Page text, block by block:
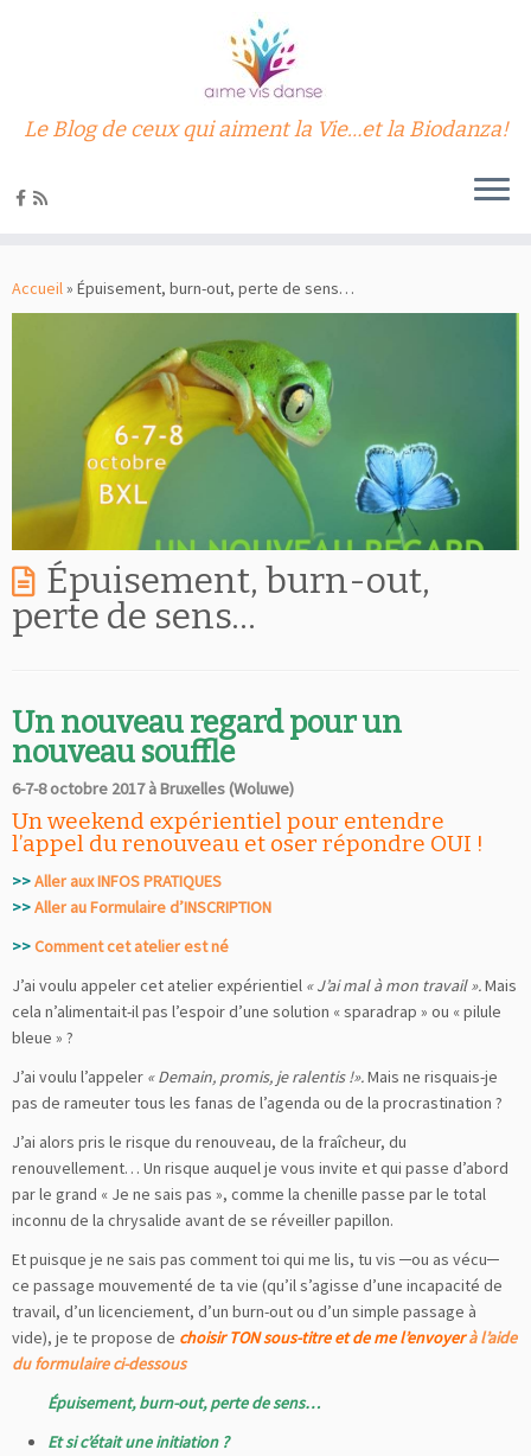
au
contenu
Le Blog de ceux qui aiment la Vie…et la Biodanza!
Accueil» Épuisement, burn-out, perte de sens…
Épuisement, burn-out,
perte de sens…
Un nouveau regard pour un
nouveau souffle
6-7-8 octobre 2017 à Bruxelles (Woluwe)
Un weekend expérientiel pour entendre
l’appel du renouveau et oser répondre OUI !
>>Aller aux INFOS PRATIQUES
>>Aller au Formulaire d’INSCRIPTION
>>Comment cet atelier est né
J’ai voulu appeler cet atelier expérientiel « J’ai mal à mon travail ».Mais
cela n’alimentait-il pas l’espoir d’une solution « sparadrap » ou « pilule
bleue » ?
J’ai voulu l’appeler « Demain, promis, je ralentis !».Mais ne risquais-je
pas de rameuter tous les fanas de l’agenda ou de la procrastination ?
J’ai alors pris le risque du renouveau, de la fraîcheur, du
renouvellement… Un risque auquel je vous invite et qui passe d’abord
par le grand « Je ne sais pas », comme la chenille passe par le total
inconnu de la chrysalide avant de se réveiller papillon.
Et puisque je ne sais pas comment toi qui me lis, tu vis ─ou as vécu─
ce passage mouvementé de ta vie (qu’il s’agisse d’une incapacité de
travail, d’un licenciement, d’un burn-out ou d’un simple passage à
vide), je te propose de choisir TON sous-titre et de me l’envoyerà l’aide
du formulaire ci-dessous
Épuisement, burn-out, perte de sens…
Et si c’était une initiation ?